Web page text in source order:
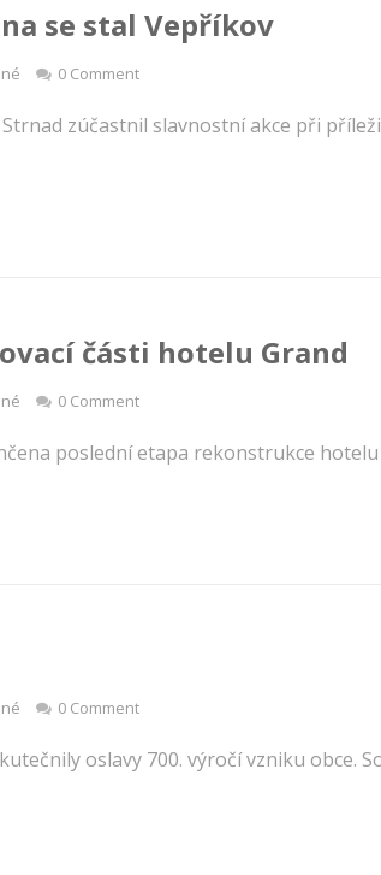
se stal Vepříkov
0 Comment
zúčastnil slavnostní akce při
části hotelu Grand
0 Comment
poslední etapa rekonstrukce
0 Comment
oslavy 700. výročí vzniku obce.